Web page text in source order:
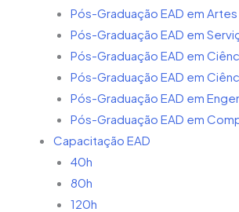
Pós-Graduação EAD em
Pós-Graduação EAD em
Pós-Graduação EAD em
Pós-Graduação EAD em
Pós-Graduação EAD em
Pós-Graduação EAD em
Capacitação EAD
40h
80h
120h